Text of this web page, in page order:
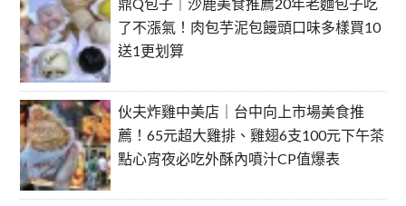
了不漲氣！肉包芋泥包饅頭口味多樣買10
送1更划算
伙夫炸雞中美店｜台中向上市場美食推
薦！65元超大雞排、雞翅6支100元下午茶
點心宵夜必吃外酥內噴汁CP值爆表